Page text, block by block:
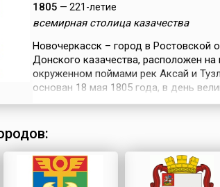
1805 — 221-летие
всемирная столица казачества
Новочеркасск – город в Ростовской
Донского казачества, расположен
окруженном поймами рек Аксай и
основан 18 мая 1805 года, в день
праздника Вознесения Господня, как
столица была в Черкасске, в наше